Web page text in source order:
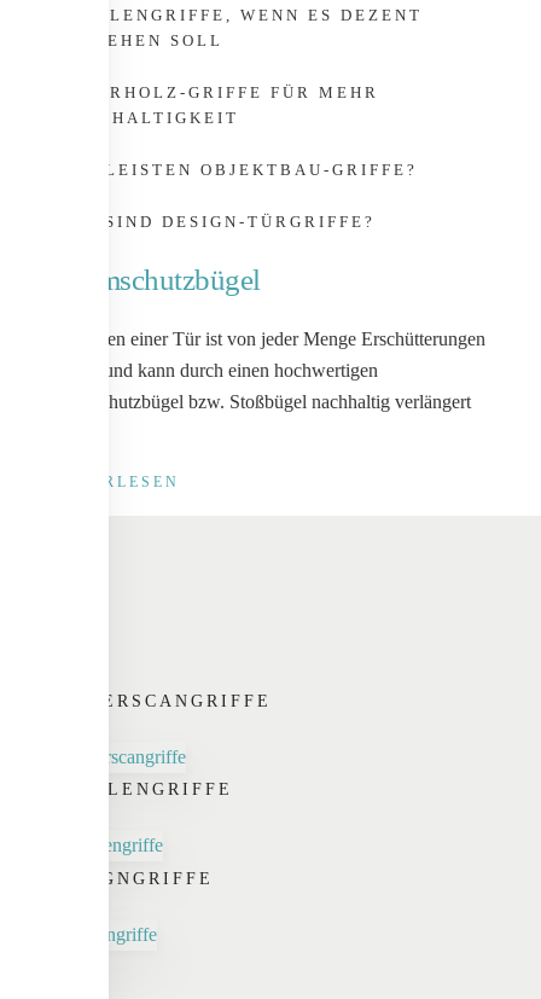
SCHALENGRIFFE, WENN ES DEZENT
AUSSEHEN SOLL
NATURHOLZ-GRIFFE FÜR MEHR
NACHHALTIGKEIT
WAS LEISTEN OBJEKTBAU-GRIFFE?
WAS SIND DESIGN-TÜRGRIFFE?
Rammschutzbügel
Das Leben einer Tür ist von jeder Menge Erschütterungen
geprägt und kann durch einen hochwertigen
Rammschutzbügel bzw. Stoßbügel nachhaltig verlängert
WEITERLESEN
FINGERSCANGRIFFE
SCHALENGRIFFE
DESIGNGRIFFE